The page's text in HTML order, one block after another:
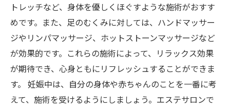
トレッチなど、身体を優しくほぐすような施術がおすす
めです。また、足のむくみに対しては、ハンドマッサー
ジやリンパマッサージ、ホットストーンマッサージなど
が効果的です。これらの施術によって、リラックス効果
が期待でき、心身ともにリフレッシュすることができま
す。 妊娠中は、自分の身体や赤ちゃんのことを一番に考
えて、施術を受けるようにしましょう。エステサロンで